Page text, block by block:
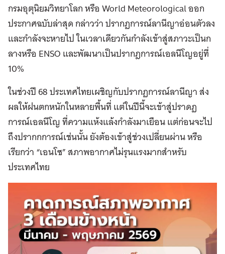
กรมอุตุนิยมวิทยาโลก หรือ World Meteorological ออก
ประกาศฉบับล่าสุด กล่าวว่า ปรากฏการณ์ลานีญาอ่อนตัวลง
และกำลังจะหายไป ในเวลาเดียวกันกำลังเข้าสู่สภาวะเป็นก
ลางหรือ ENSO และพัฒนาเป็นปรากฎการณ์เอลนีโญอยู่ที่
10%
ในช่วงปี 68 ประเทศไทยเผชิญกับปรากฏการณ์ลานีญา ส่ง
ผลให้ฝนตกหนักในหลายพื้นที่ แต่ในปีนี้จะเข้าสู่ปราดฏ
การณ์เอลนีโญ ที่ความแห้งแล้งกำลังมาเยือน แต่ก่อนจะไป
ถึงปรากกการณ์เช่นนั้น ยังต้องเข้าสู่ช่วงเปลี่ยนผ่าน หรือ
เรียกว่า “เอนโซ” สภาพอากาศไม่รุนแรงมากสำหรับ
ประเทศไทย